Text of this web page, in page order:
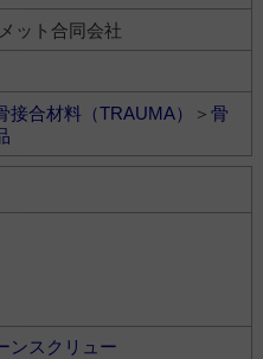
ット合同会社
接合材料（TRAUMA） ＞ 骨
スクリュー